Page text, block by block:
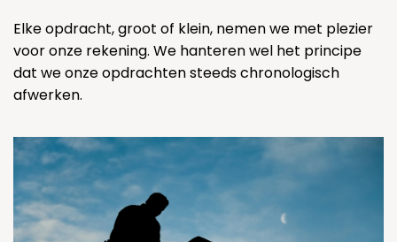
Elke opdracht, groot of klein, nemen we met plezier
voor onze rekening. We hanteren wel het principe
dat we onze opdrachten steeds chronologisch
afwerken.